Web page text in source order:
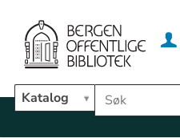
Hopp til hovedinnhold
Søk i biblioteket
Katalog